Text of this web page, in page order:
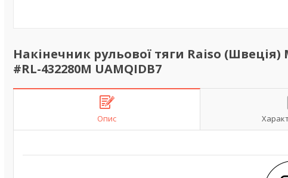
Накінечник рульової тяги Raiso (Швеція)
#RL-432280M UAMQIDB7
Опис